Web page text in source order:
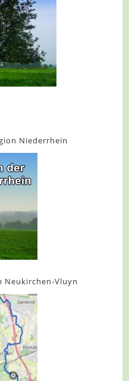
Niederrhein
Neukirchen-Vluyn